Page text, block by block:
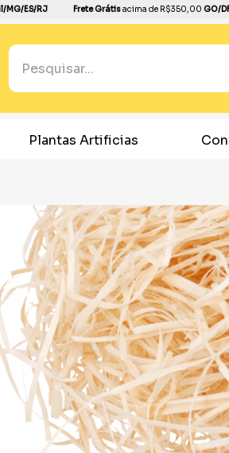
MG/ES/RJ Frete Grátisacima de R$350,00GO/
Pesquisar...
TERMOS MAIS BUSCADOS
boleira
copo papel
º
festa neon
6º
dourado
º
dinossauro
8º
peruca
9
pirulito
º toalha
Plantas Artificias